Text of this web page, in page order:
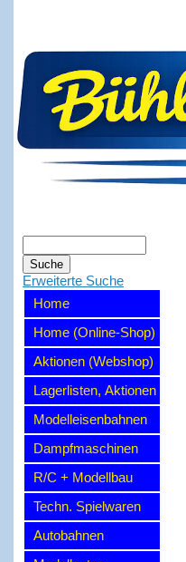
Erweiterte Suche
Home
Home (Online-Shop)
Aktionen (Webshop)
Lagerlisten, Aktionen
Modelleisenbahnen
Dampfmaschinen
R/C + Modellbau
Techn. Spielwaren
Autobahnen